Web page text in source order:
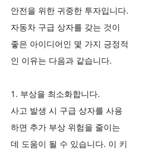
안전을 위한 귀중한 투자입니다.
자동차 구급 상자를 갖는 것이
좋은 아이디어인 몇 가지 긍정적
인 이유는 다음과 같습니다.
1. 부상을 최소화합니다.
사고 발생 시 구급 상자를 사용
하면 추가 부상 위험을 줄이는
데 도움이 될 수 있습니다. 이 키